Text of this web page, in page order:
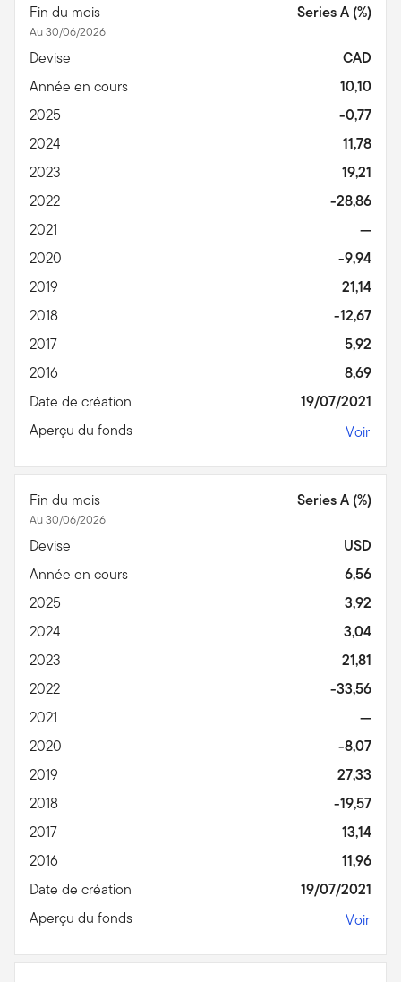
Fin du mois
Au 30/06/2026
Series A (%)
Devise
CAD
Année en cours
10,10
2025
-0,77
2024
11,78
2023
19,21
2022
-28,86
2021
—
2020
-9,94
2019
21,14
2018
-12,67
2017
5,92
2016
8,69
Date de création
19/07/2021
Aperçu du fonds
Voir
Fin du mois
Au 30/06/2026
Series A (%)
Devise
USD
Année en cours
6,56
2025
3,92
2024
3,04
2023
21,81
2022
-33,56
2021
—
2020
-8,07
2019
27,33
2018
-19,57
2017
13,14
2016
11,96
Date de création
19/07/2021
Aperçu du fonds
Voir